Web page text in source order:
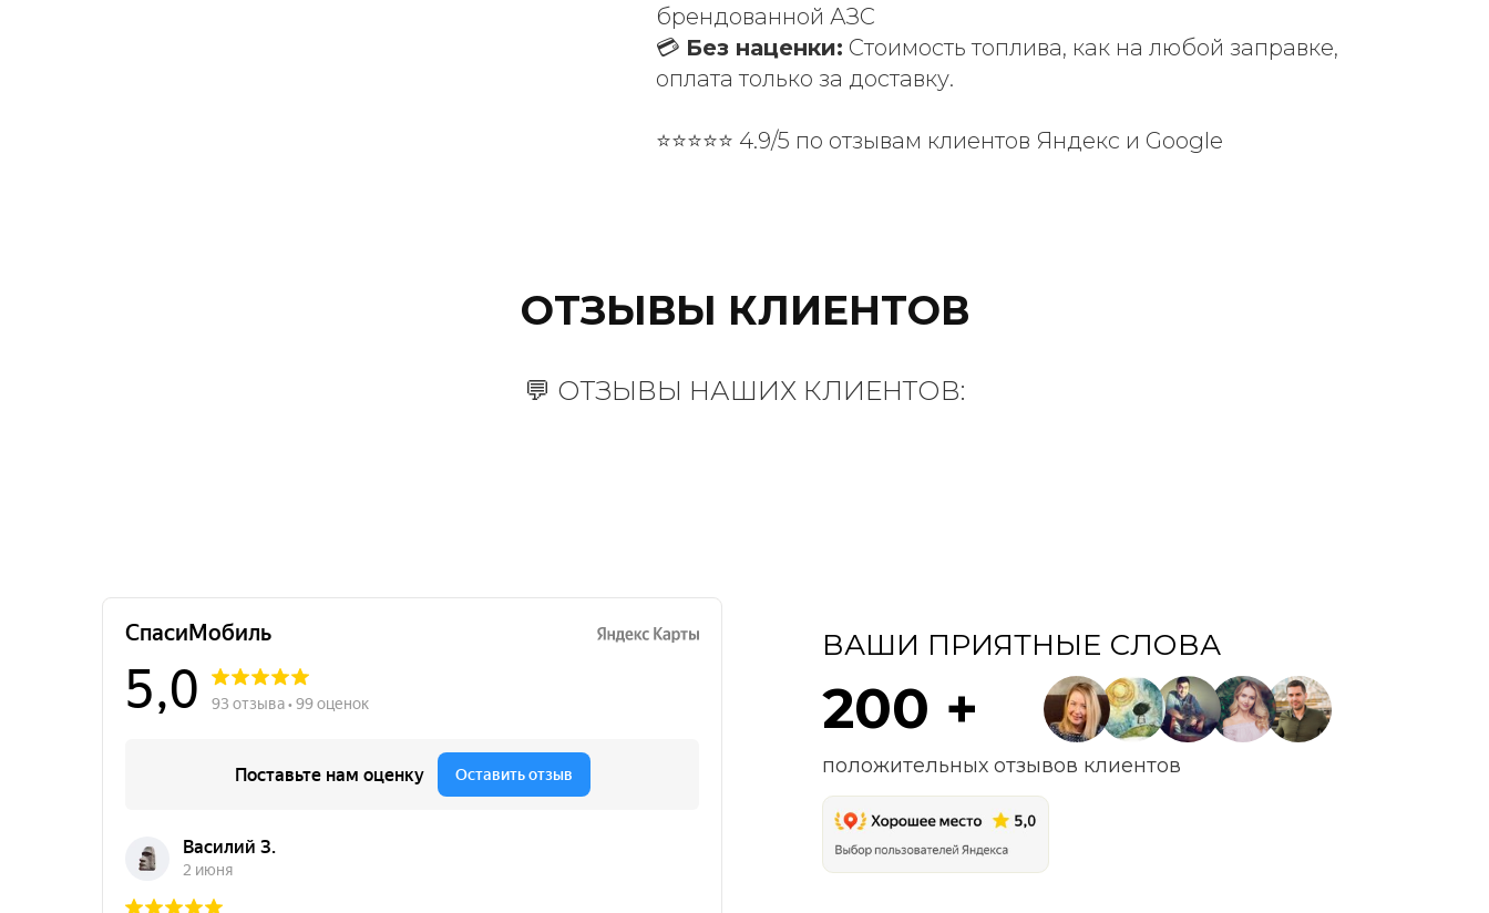
брендованной АЗС
💳 Без наценки: Стоимость топлива, как на любой заправке,
оплата только за доставку.
⭐⭐⭐⭐⭐ 4.9/5 по отзывам клиентов Яндекс и Google
ОТЗЫВЫ КЛИЕНТОВ
💬 ОТЗЫВЫ НАШИХ КЛИЕНТОВ:
положительных отзывов клиентов
200 +
ВАШИ ПРИЯТНЫЕ СЛОВА